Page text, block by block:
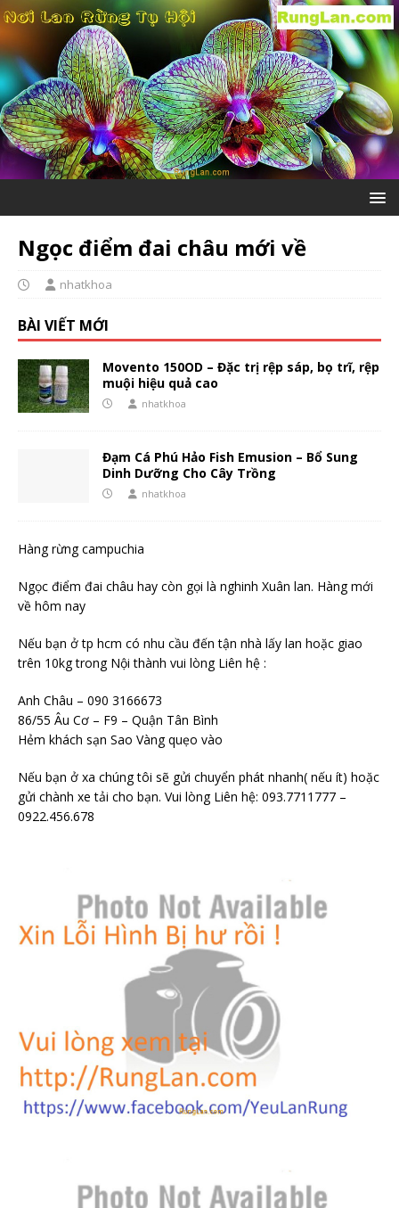
Ngọc điểm đai châu mới về
nhatkhoa
BÀI VIẾT MỚI
Movento 150OD – Đặc trị rệp sáp, bọ trĩ, rệp
muội hiệu quả cao
nhatkhoa
Đạm Cá Phú Hảo Fish Emusion – Bổ Sung
Dinh Dưỡng Cho Cây Trồng
nhatkhoa
Hàng rừng campuchia
Ngọc điểm đai châu hay còn gọi là nghinh Xuân lan. Hàng mới
về hôm nay
Nếu bạn ở tp hcm có nhu cầu đến tận nhà lấy lan hoặc giao
trên 10kg trong Nội thành vui lòng Liên hệ :
Anh Châu – 090 3166673
86/55 Âu Cơ – F9 – Quận Tân Bình
Hẻm khách sạn Sao Vàng quẹo vào
Nếu bạn ở xa chúng tôi sẽ gửi chuyển phát nhanh( nếu ít) hoặc
gửi chành xe tải cho bạn. Vui lòng Liên hệ: 093.7711777 –
0922.456.678